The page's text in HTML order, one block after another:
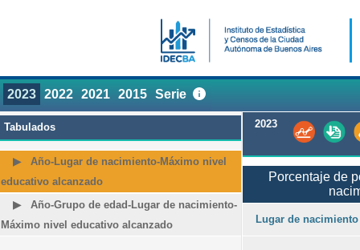
2023 2022 2021 2015 Serie
Tabulados
Año-Lugar de nacimiento-Máximo nivel
educativo alcanzado
Año-Grupo de edad-Lugar de nacimiento-
Máximo nivel educativo alcanzado
2023
Porcentaje de
Lugar de nacimiento